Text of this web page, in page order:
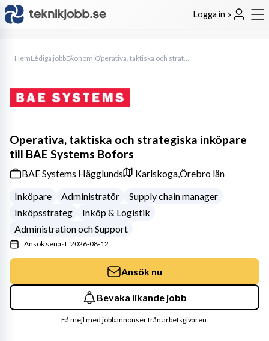
Logga in
HemLediga jobbEkonomi Operativa, taktiska och strategiska inköpare till BAE Systems Bofors
Operativa, taktiska och strategiska inköpare
till BAE Systems Bofors
BAE Systems Hägglunds Karlskoga,Örebro län
Inköpare
Administratör
Supply chain manager
Inköpsstrateg
Inköp & Logistik
Administration och Support
Ansök senast: 2026-08-12
Ansök nu
Bevaka likande jobb
Få mejl med jobbannonser från arbetsgivaren.